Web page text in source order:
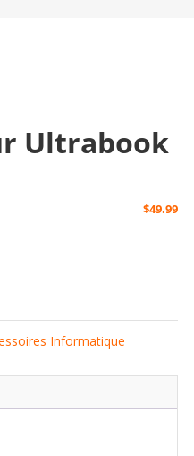
Ultrabook
$49.99
Informatique